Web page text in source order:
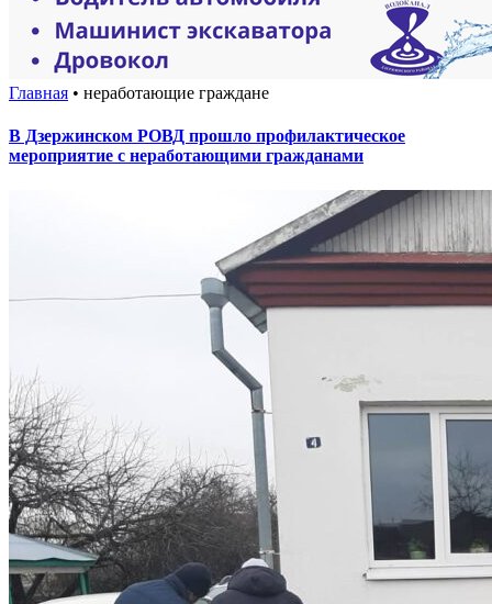
Главная • неработающие граждане
В Дзержинском РОВД прошло профилактическое
мероприятие с неработающими гражданами